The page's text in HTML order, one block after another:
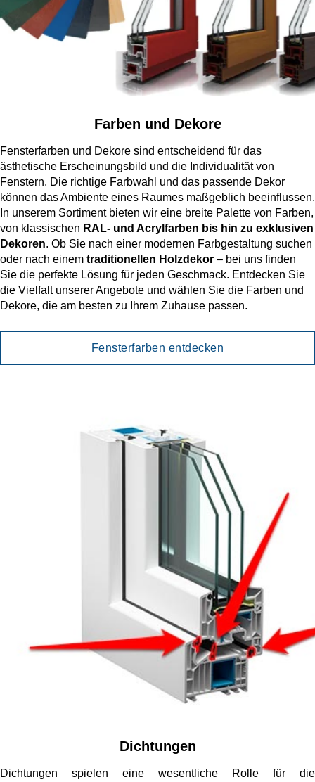
Farben und Dekore
Fensterfarben und Dekore sind entscheidend für das
ästhetische Erscheinungsbild und die Individualität von
Fenstern. Die richtige Farbwahl und das passende Dekor
können das Ambiente eines Raumes maßgeblich beeinflussen.
In unserem Sortiment bieten wir eine breite Palette von Farben,
von klassischen RAL- und Acrylfarben bis hin zu exklusiven
Dekoren. Ob Sie nach einer modernen Farbgestaltung suchen
oder nach einem traditionellen Holzdekor – bei uns finden
Sie die perfekte Lösung für jeden Geschmack. Entdecken Sie
die Vielfalt unserer Angebote und wählen Sie die Farben und
Dekore, die am besten zu Ihrem Zuhause passen.
Fensterfarben entdecken
Dichtungen
Dichtungen spielen eine wesentliche Rolle für die